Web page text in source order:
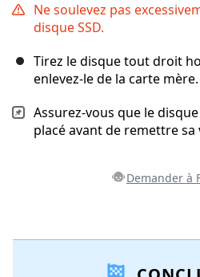
Ne soulevez pas
disque SSD.
Tirez le disque tout droit
enlevez-le de la carte mère.
Assurez-vous que le
placé avant de remettre sa
Demander à